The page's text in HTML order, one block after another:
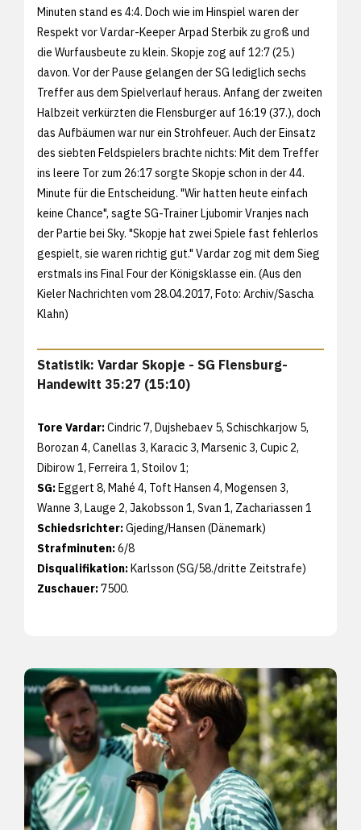
Minuten stand es 4:4. Doch wie im Hinspiel waren der
Respekt vor Vardar-Keeper Arpad Sterbik zu groß und
die Wurfausbeute zu klein. Skopje zog auf 12:7 (25.)
davon. Vor der Pause gelangen der SG lediglich sechs
Treffer aus dem Spielverlauf heraus. Anfang der zweiten
Halbzeit verkürzten die Flensburger auf 16:19 (37.), doch
das Aufbäumen war nur ein Strohfeuer. Auch der Einsatz
des siebten Feldspielers brachte nichts: Mit dem Treffer
ins leere Tor zum 26:17 sorgte Skopje schon in der 44.
Minute für die Entscheidung. "Wir hatten heute einfach
keine Chance", sagte SG-Trainer Ljubomir Vranjes nach
der Partie bei Sky. "Skopje hat zwei Spiele fast fehlerlos
gespielt, sie waren richtig gut." Vardar zog mit dem Sieg
erstmals ins Final Four der Königsklasse ein. (Aus den
Kieler Nachrichten vom 28.04.2017, Foto: Archiv/Sascha
Klahn)
Statistik: Vardar Skopje - SG Flensburg-
Handewitt 35:27 (15:10)
Tore Vardar:Cindric 7, Dujshebaev 5, Schischkarjow 5,
Borozan 4, Canellas 3, Karacic 3, Marsenic 3, Cupic 2,
Dibirow 1, Ferreira 1, Stoilov 1;
SG:Eggert 8, Mahé 4, Toft Hansen 4, Mogensen 3,
Wanne 3, Lauge 2, Jakobsson 1, Svan 1, Zachariassen 1
Schiedsrichter:Gjeding/Hansen (Dänemark)
Strafminuten:6/8
Disqualifikation:Karlsson (SG/58./dritte Zeitstrafe)
Zuschauer:7500.